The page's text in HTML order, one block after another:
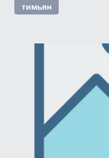
тимьян